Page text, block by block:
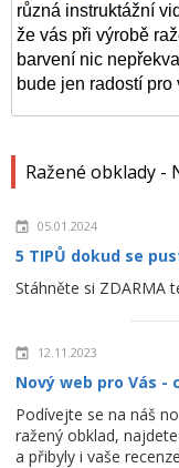
Ražené obklady -
05.01.2024
5 TIPŮ dokud se
Stáhněte si ZDARMA
12.11.2023
Nový web pro Vás -
Podívejte se na náš
ražený obklad,
a přibyly i vaše
různá instruktážní
že vás při výrobě
barvení nic
bude jen radostí